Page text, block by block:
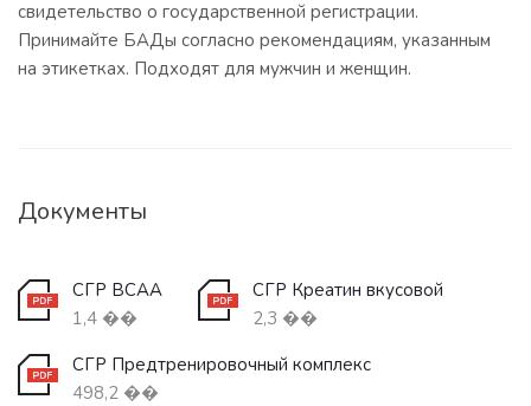
свидетельство о государственной регистрации.
Принимайте БАДы согласно рекомендациям, указанным
на этикетках. Подходят для мужчин и женщин.
Документы
СГР BCAA
1,4 ��
СГР Креатин вкусовой
2,3 ��
СГР Предтренировочный комплекс
498,2 ��